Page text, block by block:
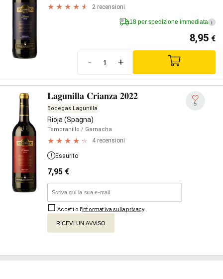
2 recensioni
18 per spedizione immediata i
8,95 €
- +
Lagunilla Crianza 2022
Bodegas Lagunilla
Rioja (Spagna)
Tempranillo / Garnacha
4 recensioni
5
Esaurito
7,95 €
Accetto l'Informativa sulla privacy.
RICEVI UN AVVISO